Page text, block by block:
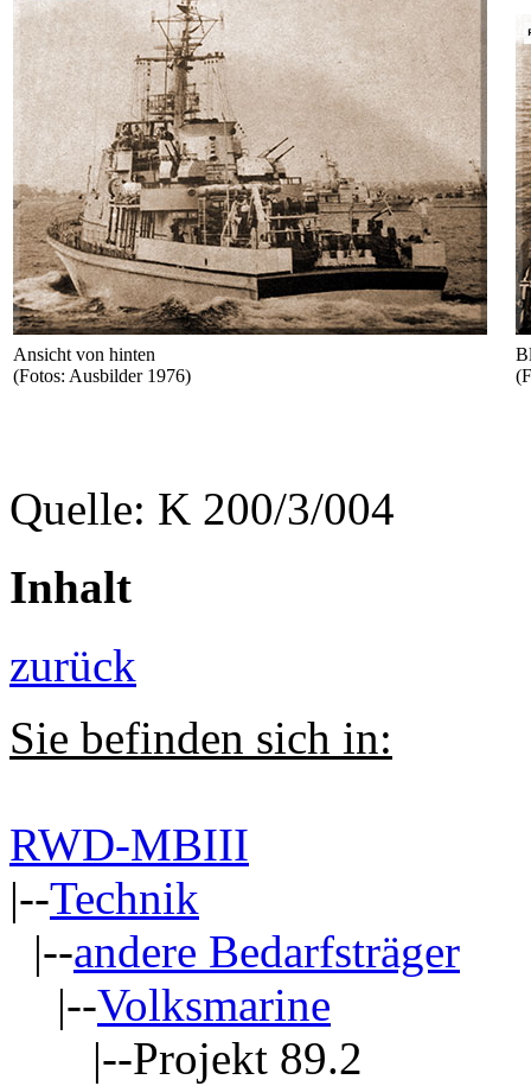
Ansicht von hinten
(Fotos: Ausbilder 1976)
Quelle: K 200/3/004
Inhalt
zurück
Sie befinden sich in:
RWD-MBIII
|--Technik
|--andere Bedarfsträger
|--Volksmarine
|--Projekt 89.2